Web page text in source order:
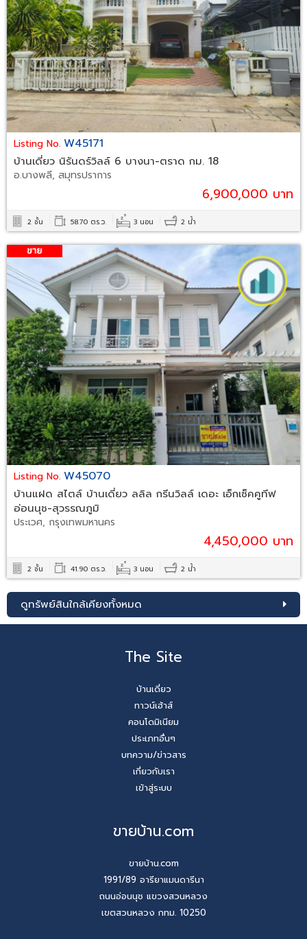
Listing No. W45171
บ้านเดี่ยว นิรันดร์วิลล์ 6 บางนา-ตราด กม. 18
อ.บางพลี, สมุทรปราการ
6,900,000 บาท
2 ชั้น 58.70 ตร.ว. 3 นอน 2 น้ำ
Listing No. W45070
บ้านแฝด สไตล์ บ้านเดี่ยว ลลิล กรีนวิลล์ เดอะ เอ็กเซ็คคูทีฟ
อ่อนนุช-สุวรรณภูมิ
ประเวศ, กรุงเทพมหานคร
4,450,000 บาท
2 ชั้น 41.90 ตร.ว. 3 นอน 2 น้ำ
ดูทรัพย์สินใกล้เคียงทั้งหมด
The Site
บ้านเดี่ยว
ทาวน์เฮ้าส์
คอนโดมิเนียม
ประเภทอื่นๆ
บทความ/ข่าวสาร
เกี่ยวกับเรา
เข้าสู่ระบบ
ขายบ้าน.com
ขายบ้าน.com
1991/89 อารียาแมนดารีนา
ถนนอ่อนนุช แขวงสวนหลวง
เขตสวนหลวง กทม. 10250